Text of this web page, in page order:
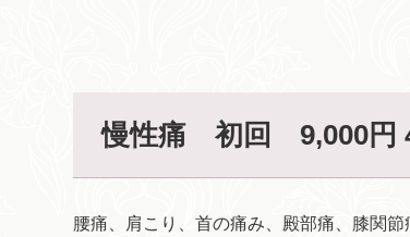
慢性痛 初回 9,000円
腰痛、肩こり、首の痛み、殿部痛、膝関